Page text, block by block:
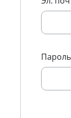
Пароль